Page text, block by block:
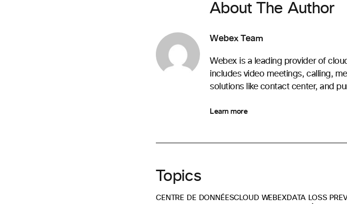
About The Author
Webex Team
Webex is a leading provider of
includes video meetings, calling,
solutions like contact center, and
Learn more
Topics
CENTRE DE DONNÉESCLOUD WEBEX DATA LOSS